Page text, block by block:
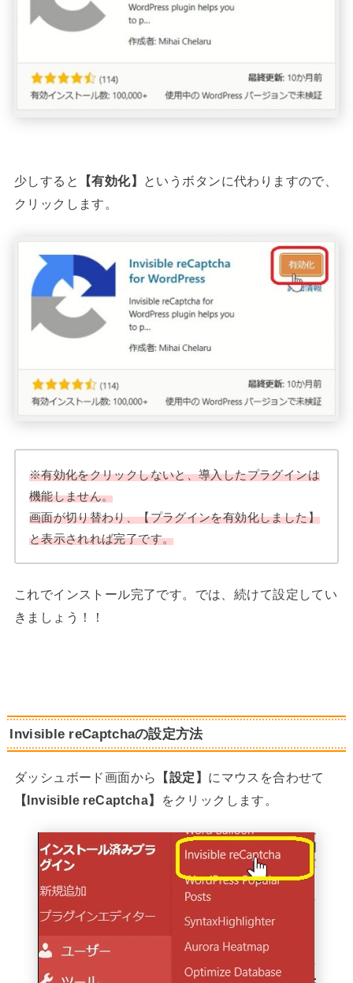
少しすると 【有効化】
というボタンに代わりますので、
クリックします。
※有効化をクリックしないと、導入したプラグインは
機能しません。
画面が切り替わり、【プラグインを有効化しました】
と表示されれば完了です。
これでインストール完了です。では、続けて設定してい
きましょう！！
Invisible reCaptchaの設定方法
ダッシュボード画面から 【設定】 にマウスを合わせて
【Invisible reCaptcha】
をクリックします。